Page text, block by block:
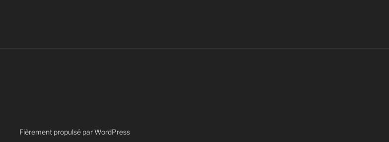
Fièrement propulsé par WordPress